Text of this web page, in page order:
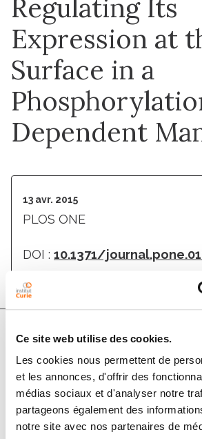
Ce site web utilise des cookies.
Les cookies nous permettent de
et les annonces, d'offrir des
médias sociaux et d'analyser notre
partageons également des
notre site avec nos partenaires de
Regulating Its
Expression at
Surface in a
Dependent
13 avr. 2015
PLOS ONE
DOI : 10.1371/
Auteurs
Leslie Yewakon Gandji, Richard
Franck Gesbert